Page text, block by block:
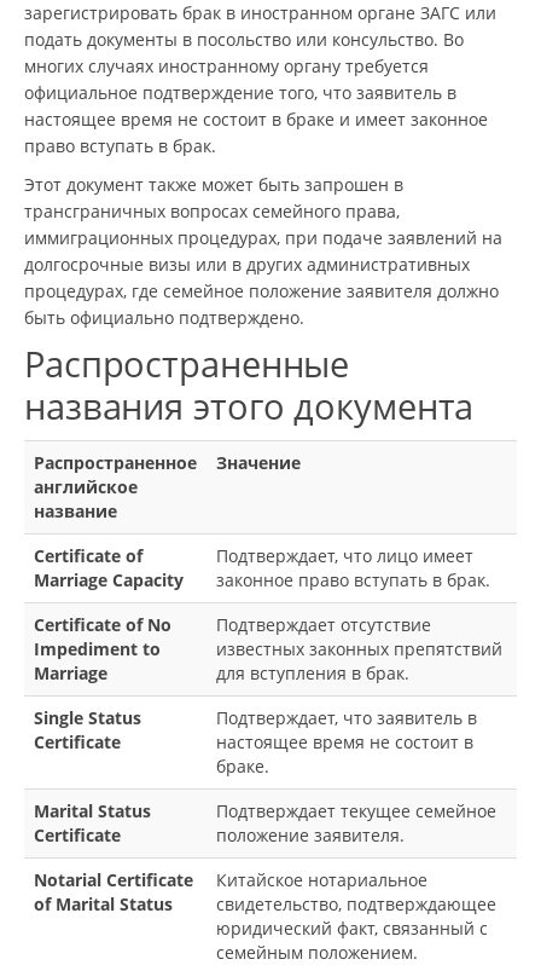
зарегистрировать брак в иностранном органе ЗАГС или
подать документы в посольство или консульство. Во
многих случаях иностранному органу требуется
официальное подтверждение того, что заявитель в
настоящее время не состоит в браке и имеет законное
право вступать в брак.
Этот документ также может быть запрошен в
трансграничных вопросах семейного права,
иммиграционных процедурах, при подаче заявлений на
долгосрочные визы или в других административных
процедурах, где семейное положение заявителя должно
быть официально подтверждено.
Распространенные
названия этого документа
Распространенное
английское
название
Значение
Certificate of
Marriage Capacity
Подтверждает, что лицо имеет
законное право вступать в брак.
Certificate of No
Impediment to
Marriage
Подтверждает отсутствие
известных законных препятствий
для вступления в брак.
Single Status
Certificate
Подтверждает, что заявитель в
настоящее время не состоит в
браке.
Marital Status
Certificate
Подтверждает текущее семейное
положение заявителя.
Notarial Certificate
of Marital Status
Китайское нотариальное
свидетельство, подтверждающее
юридический факт, связанный с
семейным положением.